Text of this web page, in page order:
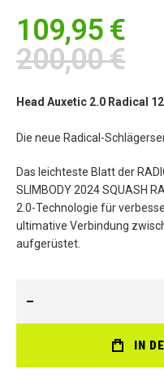
109,95 €
200,00 €
Head Auxetic 2.0 Radical
Die neue Radical-
Das leichteste Blatt der
SLIMBODY 2024 SQUASH
2.0-Technologie für
ultimative Verbindung
aufgerüstet.
IN